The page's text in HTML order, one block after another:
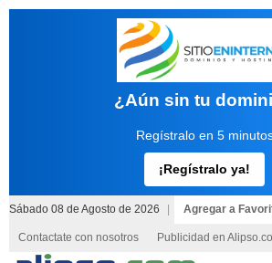
¿Aún sin tu
Regístralo en 5
¡Regístralo ya!
Sábado 08 de Agosto de 2026 Agregar a
Contactate con nosotros Publicidad en